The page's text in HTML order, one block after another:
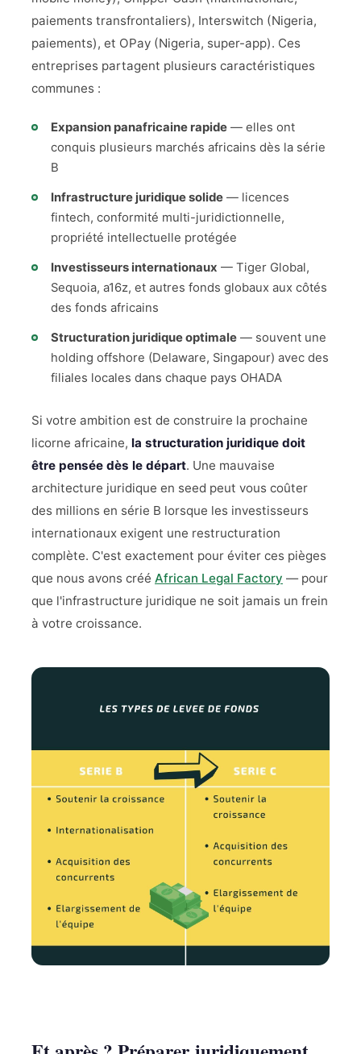
paiements transfrontaliers), Interswitch (Nigeria,
paiements), et OPay (Nigeria, super-app). Ces
entreprises partagent plusieurs caractéristiques
communes :
Expansion panafricaine rapide — elles ont
conquis plusieurs marchés africains dès la série
B
Infrastructure juridique solide — licences
fintech, conformité multi-juridictionnelle,
propriété intellectuelle protégée
Investisseurs internationaux — Tiger Global,
Sequoia, a16z, et autres fonds globaux aux côtés
des fonds africains
Structuration juridique optimale — souvent une
holding offshore (Delaware, Singapour) avec des
filiales locales dans chaque pays OHADA
Si votre ambition est de construire la prochaine
licorne africaine, la structuration juridique doit
être pensée dès le départ. Une mauvaise
architecture juridique en seed peut vous coûter
des millions en série B lorsque les investisseurs
internationaux exigent une restructuration
complète. C'est exactement pour éviter ces pièges
que nous avons créé African Legal Factory — pour
que l'infrastructure juridique ne soit jamais un frein
à votre croissance.